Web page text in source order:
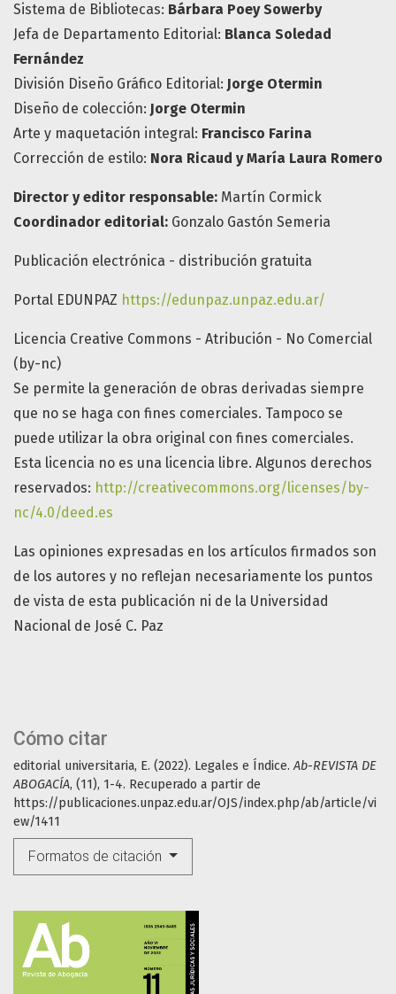
Cómo citar
editorial universitaria, E. (2022). Legales e Índice.Ab-REVISTA DE
ABOGACÍA, (11), 1-4. Recuperado a partir de
https://publicaciones.unpaz.edu.ar/OJS/index.php/ab/article/vi
ew/1411
Formatos de citación
Sistema de Bibliotecas: Bárbara Poey Sowerby
Jefa de Departamento Editorial: Blanca Soledad
Fernández
División Diseño Gráfico Editorial: Jorge Otermin
Diseño de colección: Jorge Otermin
Arte y maquetación integral: Francisco Farina
Corrección de estilo: Nora Ricaud y María Laura Romero
Director y editor responsable: Martín Cormick
Coordinador editorial: Gonzalo Gastón Semeria
Publicación electrónica - distribución gratuita
Portal EDUNPAZ https://edunpaz.unpaz.edu.ar/
Licencia Creative Commons - Atribución - No Comercial
(by-nc)
Se permite la generación de obras derivadas siempre
que no se haga con fines comerciales. Tampoco se
puede utilizar la obra original con fines comerciales.
Esta licencia no es una licencia libre. Algunos derechos
reservados: http://creativecommons.org/licenses/by-
nc/4.0/deed.es
Las opiniones expresadas en los artículos firmados son
de los autores y no reflejan necesariamente los puntos
de vista de esta publicación ni de la Universidad
Nacional de José C. Paz